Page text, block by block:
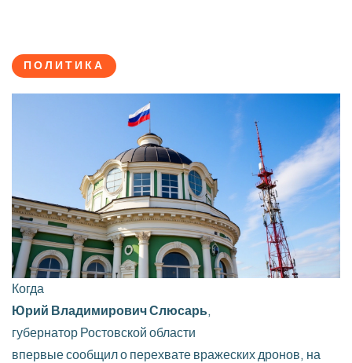
ПОЛИТИКА
Когда
Юрий Владимирович Слюсарь,
губернатор Ростовской области
впервые сообщил о перехвате вражеских дронов, на